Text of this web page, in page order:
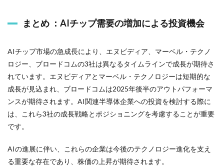
まとめ ：AIチップ需要の増加による投資機会
AIチップ市場の急成長により、エヌビディア、マーベル・テクノ
ロジー、ブロードコムの3社は異なるタイムラインで成長が期待さ
れています。エヌビディアとマーベル・テクノロジーは短期的な
成長が見込まれ、ブロードコムは2025年後半のアウトパフォーマ
ンスが期待されます。AI関連半導体企業への投資を検討する際に
は、これら3社の成長戦略とポジショニングを考慮することが重要
です。
AIの進展に伴い、これらの企業は今後のテクノロジー進化を支え
る重要な存在であり、株価の上昇が期待されます。